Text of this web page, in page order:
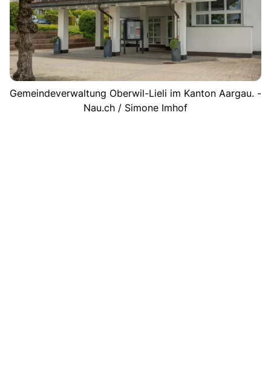
Gemeindeverwaltung Oberwil-Lieli im Kanton Aargau. -
Nau.ch / Simone Imhof